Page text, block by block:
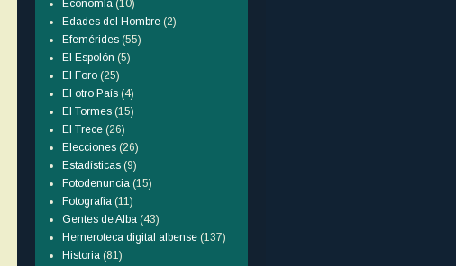
Economía (10)
Edades del Hombre (2)
Efemérides (55)
El Espolón (5)
El Foro (25)
El otro País (4)
El Tormes (15)
El Trece (26)
Elecciones (26)
Estadísticas (9)
Fotodenuncia (15)
Fotografía (11)
Gentes de Alba (43)
Hemeroteca digital albense (137)
Historia (81)